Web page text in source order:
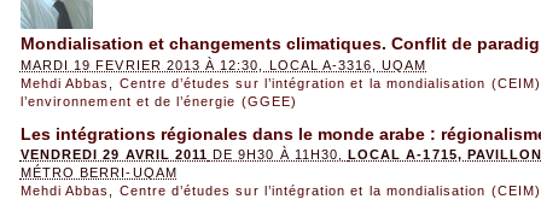
Mondialisation et changements climatiques. Conflit de
MARDI 19 FEVRIER 2013 À 12:30, LOCAL A-3316, UQAM
Mehdi Abbas
Centre d’études sur l’intégration et la mondialisation (CEIM)
l’environnement et de l’énergie (GGEE)
Les intégrations régionales dans le monde arabe :
VENDREDI 29 AVRIL 2011 DE 9H30 À 11H30,LOCAL A-1715,
MÉTRO BERRI-UQAM
Mehdi Abbas
Centre d’études sur l’intégration et la mondialisation (CEIM)